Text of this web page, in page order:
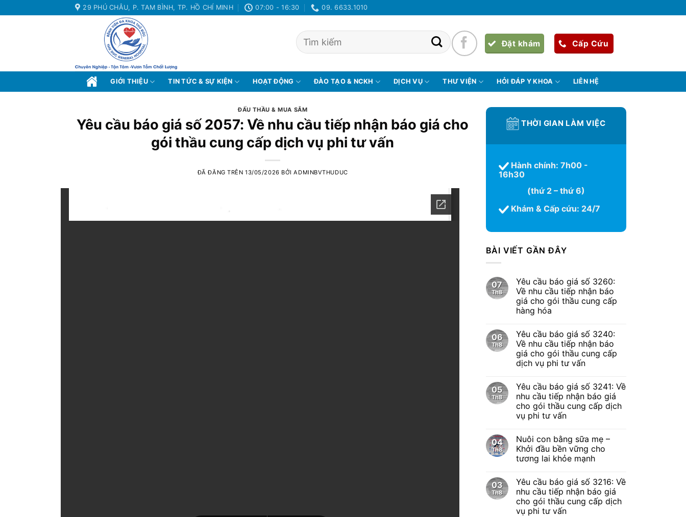
đến
29 PHÚ CHÂU, P. TAM BÌNH, TP. HỒ CHÍ MINH 07:00 - 16:30 09. 6633.1010
Đặt khám Cấp Cứu
GIỚI THIỆU TIN TỨC & SỰ KIỆN HOẠT ĐỘNG ĐÀO TẠO & NCKH DỊCH VỤ THƯ VIỆN HỎI ĐÁP Y KHOA LIÊN HỆ
ĐẤU THẦU & MUA SẮM
Yêu cầu báo giá số 2057: Về nhu cầu tiếp nhận báo giá cho
gói thầu cung cấp dịch vụ phi tư vấn
ĐÃ ĐĂNG TRÊN13/05/2026 BỞIADMINBVTHUDUC
THỜI GIAN LÀM VIỆC
Hành chính: 7h00 -
16h30
(thứ 2 – thứ 6)
Khám & Cấp cứu: 24/7
BÀI VIẾT GẦN ĐÂY
07
Th8
Yêu cầu báo giá số 3260:
Về nhu cầu tiếp nhận báo
giá cho gói thầu cung cấp
hàng hóa
06
Th8
Yêu cầu báo giá số 3240:
Về nhu cầu tiếp nhận báo
giá cho gói thầu cung cấp
dịch vụ phi tư vấn
05
Th8
Yêu cầu báo giá số 3241: Về
nhu cầu tiếp nhận báo giá
cho gói thầu cung cấp dịch
vụ phi tư vấn
04
Th8
Nuôi con bằng sữa mẹ –
Khởi đầu bền vững cho
tương lai khỏe mạnh
03
Th8
Yêu cầu báo giá số 3216: Về
nhu cầu tiếp nhận báo giá
cho gói thầu cung cấp dịch
vụ phi tư vấn